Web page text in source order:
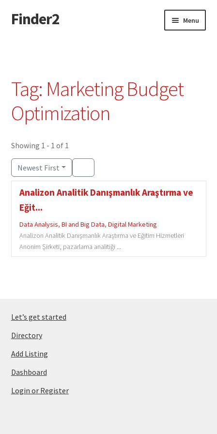
Skip
to
Skip
to
Finder2 Menu
Dashboard
Tag: Marketing Budget
Optimization
Showing 1 - 1 of 1
Newest First
Analizon Analitik Danışmanlık Araştırma ve
Eğit...
Data Analysis, BI and Big Data, Digital Marketing
Analizon Analitik Danışmanlık Araştırma ve Eğitim Hizmetleri
Anonim Şirketi, pazarlama analitiği ...
Let’s get started
Directory
Add Listing
Dashboard
Login or Register